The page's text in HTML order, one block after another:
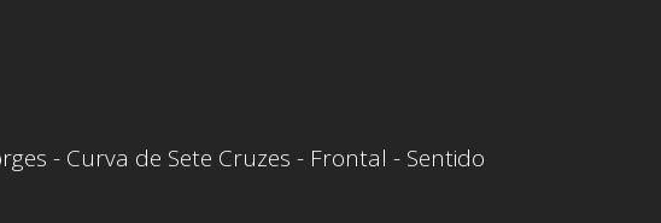
- Curva de Sete Cruzes - Frontal - Sentido